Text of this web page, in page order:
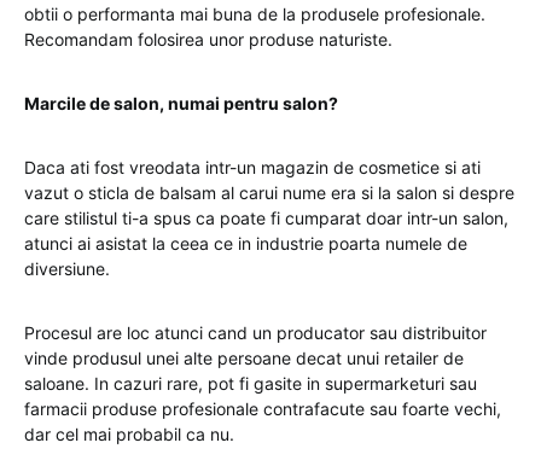
obtii o performanta mai buna de la produsele profesionale.
Recomandam folosirea unor produse naturiste.
Marcile de salon, numai pentru salon?
Daca ati fost vreodata intr-un magazin de cosmetice si ati
vazut o sticla de balsam al carui nume era si la salon si despre
care stilistul ti-a spus ca poate fi cumparat doar intr-un salon,
atunci ai asistat la ceea ce in industrie poarta numele de
diversiune.
Procesul are loc atunci cand un producator sau distribuitor
vinde produsul unei alte persoane decat unui retailer de
saloane. In cazuri rare, pot fi gasite in supermarketuri sau
farmacii produse profesionale contrafacute sau foarte vechi,
dar cel mai probabil ca nu.